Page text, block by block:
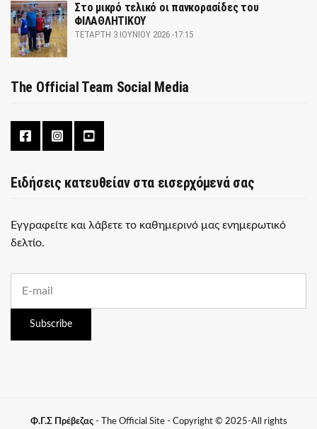
Στο μικρό τελικό οι πανκορασίδες του
ΦΙΛΑΘΛΗΤΙΚΟΥ
ΤΕΤΆΡΤΗ 3 ΙΟΥΝΊΟΥ 2026 -17:15
The Official Team Social Media
Ειδήσεις κατευθείαν στα εισερχόμενά σας
Εγγραφείτε και λάβετε το καθημερινό μας ενημερωτικό
δελτίο.
a
Subscribe
Φ.Γ.Σ Πρέβεζας- The Official Site - Copyright © 2025-All rights